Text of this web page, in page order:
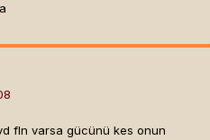
fln varsa gücünü kes onun